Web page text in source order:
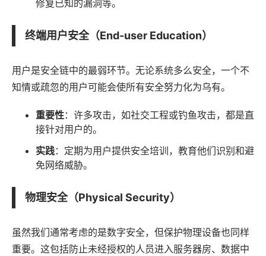
修复已知的漏洞等。
终端用户安全（End-user Education）
用户是安全链中的最弱环节。无论系统多么安全，一个不
知情或疏忽的用户可能会使所有安全努力化为乌有。
重要性：许多攻击，如社交工程或钓鱼攻击，都是直
接针对用户的。
实践：定期为用户提供安全培训，教育他们识别和避
免网络威胁。
物理安全（Physical Security）
虽然我们通常考虑的是数字安全，但保护物理设备也同样
重要。这包括防止未经授权的人员进入服务器房、数据中